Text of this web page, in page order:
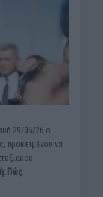
29/05/26 ο
προκειμένου να
Πώς